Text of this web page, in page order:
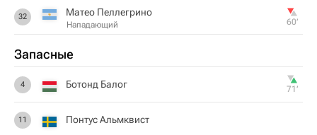
32 Матео Пеллегрино
Нападающий 60‎’‎
Запасные
4 Ботонд Балог 71‎’‎
11 Понтус Альмквист